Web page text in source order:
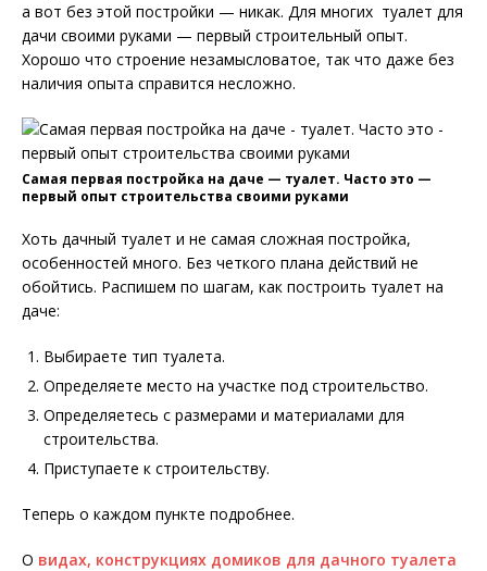
а вот без этой постройки — никак. Для многих туалет для
дачи своими руками — первый строительный опыт.
Хорошо что строение незамысловатое, так что даже без
наличия опыта справится несложно.
Самая первая постройка на даче — туалет. Часто это —
первый опыт строительства своими руками
Хоть дачный туалет и не самая сложная постройка,
особенностей много. Без четкого плана действий не
обойтись. Распишем по шагам, как построить туалет на
даче:
Выбираете тип туалета.
Определяете место на участке под строительство.
Определяетесь с размерами и материалами для
строительства.
Приступаете к строительству.
Теперь о каждом пункте подробнее.
О видах, конструкциях домиков для дачного туалета